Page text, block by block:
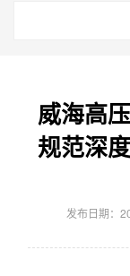
威海高
规范深
发布日期：